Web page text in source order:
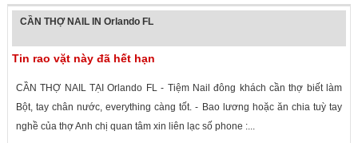
CẦN THỢ NAIL IN Orlando FL
Tin rao vặt này đã hết hạn
CẦN THỢ NAIL TẠI Orlando FL - Tiệm Nail đông khách cần thợ biết làm
Bột, tay chân nước, everything càng tốt. - Bao lương hoặc ăn chia tuỳ tay
nghề của thợ Anh chị quan tâm xin liên lạc số phone :...